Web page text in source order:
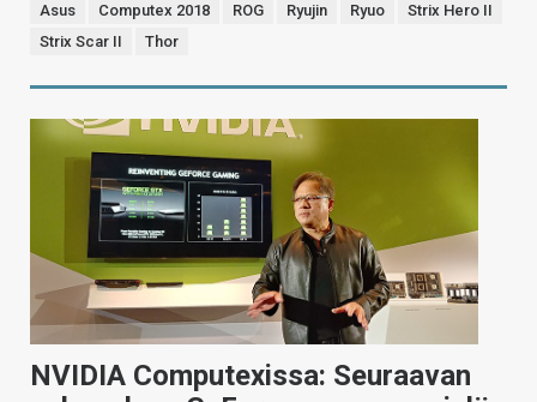
Asus Computex 2018 ROG Ryujin Ryuo
Strix Hero II
Strix Scar II
Thor
NVIDIA Computexissa: Seuraavan